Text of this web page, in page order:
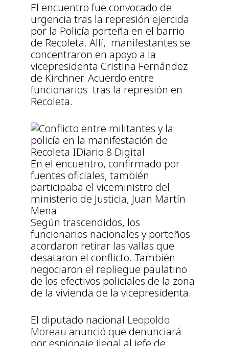
El encuentro fue convocado de
urgencia tras la represión ejercida
por la Policía porteña en el barrio
de Recoleta. Allí, manifestantes se
concentraron en apoyo a la
vicepresidenta Cristina Fernández
de Kirchner. Acuerdo entre
funcionarios tras la represión en
Recoleta.
En el encuentro, confirmado por
fuentes oficiales, también
participaba el viceministro del
ministerio de Justicia, Juan Martín
Mena.
Según trascendidos, los
funcionarios nacionales y porteños
acordaron retirar las vallas que
desataron el conflicto. También
negociaron el repliegue paulatino
de los efectivos policiales de la zona
de la vivienda de la vicepresidenta.
El diputado nacional Leopoldo
Moreau anunció que denunciará